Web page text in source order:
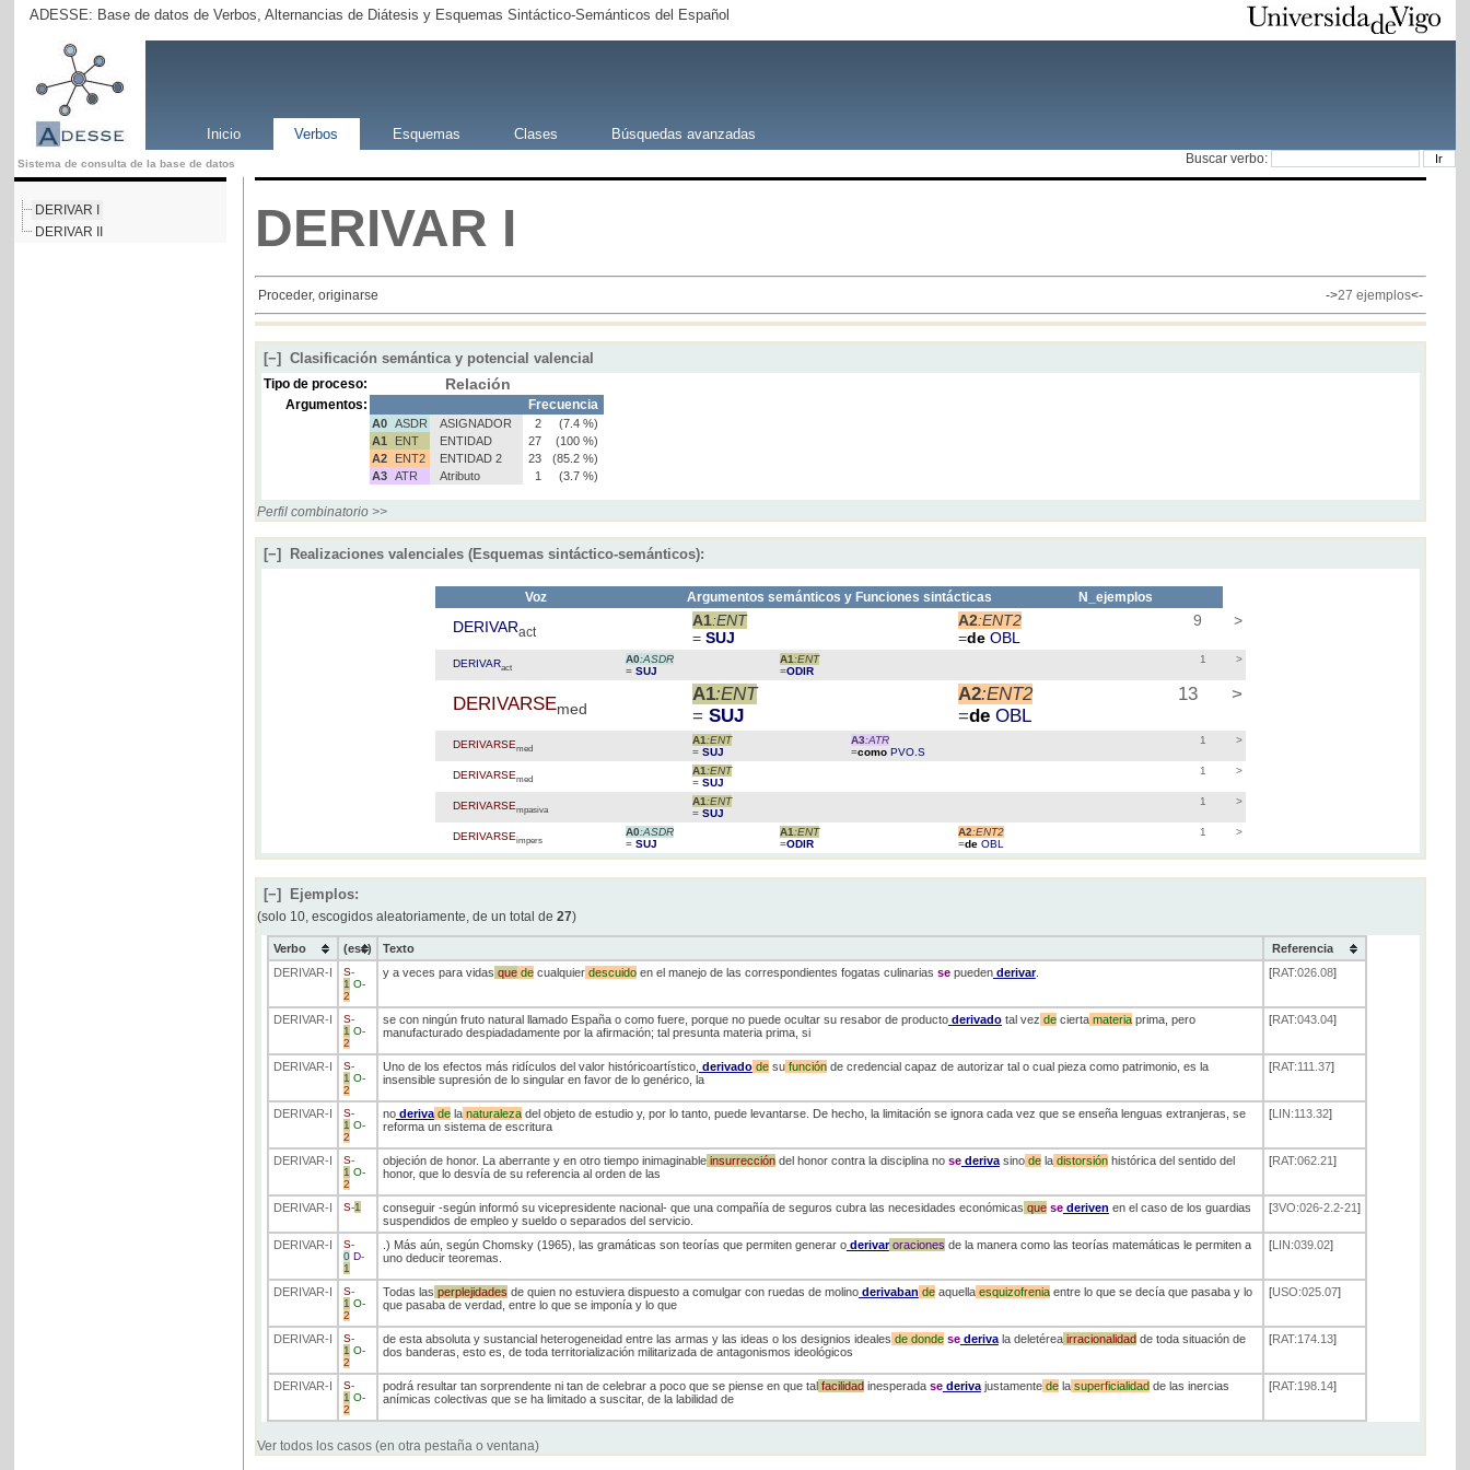
ADESSE: Base de datos de Verbos, Alternancias de Diátesis y Esquemas Sintáctico-Semánticos del Español
Inicio Verbos Esquemas Clases Búsquedas avanzadas
Sistema de consulta de la base de datos Buscar verbo:
DERIVAR I
DERIVAR II
DERIVAR I
Proceder, originarse ->27 ejemplos<-
[−] Clasificación semántica y potencial valencial
Tipo de proceso: Relación
Argumentos: Frecuencia
A0 ASDR ASIGNADOR 2
(7.4 %)
A1
ENT ENTIDAD 27
(100 %)
A2
ENT2 ENTIDAD 2 23
(85.2 %)
A3 ATR Atributo 1 (3.7 %)
Perfil combinatorio >>
[−] Realizaciones valenciales (Esquemas sintáctico-semánticos):
Voz Argumentos semánticos y Funciones sintácticas N_ejemplos
DERIVARact
A1:ENT
= SUJ
A2:ENT2
=deOBL
9 >
DERIVARact
A0:ASDR
= SUJ
A1 :ENT
=ODIR
1 >
DERIVARSEmed
A1:ENT
= SUJ
A2:ENT2
=deOBL
13 >
DERIVARSEmed
A1 :ENT
= SUJ
A3:ATR
=comoPVO.S
1 >
DERIVARSEmed
A1 :ENT
= SUJ
1 >
DERIVARSEmpasiva
A1 :ENT
= SUJ
1 >
DERIVARSEimpers
A0:ASDR
= SUJ
A1 :ENT
=ODIR
A2:ENT2
=deOBL
1 >
[−] Ejemplos:
(solo 10, escogidos aleatoriamente, de un total de 27)
Verbo (ess) Texto
Referencia
DERIVAR-I S-
1 O-
2
y a veces para vidas quedecualquierdescuidoen el manejo de las correspondientes fogatas culinarias sepuedenderivar. [RAT:026.08]
DERIVAR-I S-
1 O-
2
se con ningún fruto natural llamado España o como fuere, porque no puede ocultar su resabor de productoderivadotal vez deciertamateriaprima, pero
manufacturado despiadadamente por la afirmación; tal presunta materia prima, si
[RAT:043.04]
DERIVAR-I S-
1 O-
2
Uno de los efectos más ridículos del valor históricoartístico, derivadodesufunciónde credencial capaz de autorizar tal o cual pieza como patrimonio, es la
insensible supresión de lo singular en favor de lo genérico, la
[RAT:111.37]
DERIVAR-I S-
1 O-
2
noderivadelanaturalezadel objeto de estudio y, por lo tanto, puede levantarse. De hecho, la limitación se ignora cada vez que se enseña lenguas extranjeras, se
reforma un sistema de escritura
[LIN:113.32]
DERIVAR-I S-
1 O-
2
objeción de honor. La aberrante y en otro tiempo inimaginableinsurreccióndel honor contra la disciplina nosederivasinodeladistorsiónhistórica del sentido del
honor, que lo desvía de su referencia al orden de las
[RAT:062.21]
DERIVAR-I S-1 conseguir -según informó su vicepresidente nacional- que una compañía de seguros cubra las necesidades económicas quesederiven en el caso de los guardias
suspendidos de empleo y sueldo o separados del servicio.
[3VO:026-2.2-21]
DERIVAR-I S-
0 D-
1
.) Más aún, según Chomsky (1965), las gramáticas son teorías que permiten generar oderivaroraciones de la manera como las teorías matemáticas le permiten a
uno deducir teoremas.
[LIN:039.02]
DERIVAR-I S-
1 O-
2
Todas las perplejidades de quien no estuviera dispuesto a comulgar con ruedas de molinoderivaban deaquellaesquizofreniaentre lo que se decía que pasaba y lo
que pasaba de verdad, entre lo que se imponía y lo que
[USO:025.07]
DERIVAR-I S-
1 O-
2
de esta absoluta y sustancial heterogeneidad entre las armas y las ideas o los designios ideales dedondesederivala deletéreairracionalidadde toda situación de
dos banderas, esto es, de toda territorialización militarizada de antagonismos ideológicos
[RAT:174.13]
DERIVAR-I S-
1 O-
2
podrá resultar tan sorprendente ni tan de celebrar a poco que se piense en que talfacilidadinesperadasederivajustamentedelasuperficialidadde las inercias
anímicas colectivas que se ha limitado a suscitar, de la labilidad de
[RAT:198.14]
Ver todos los casos (en otra pestaña o ventana)